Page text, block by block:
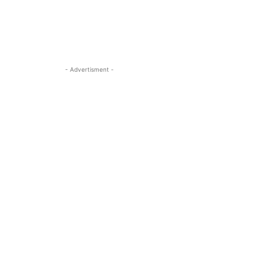
- Advertisment -